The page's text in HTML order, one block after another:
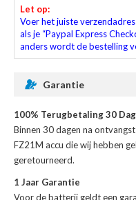
Let op:
Voer het juiste
als je “Paypal Express
anders wordt de bestelling
Garantie
100% Terugbetaling 30
Binnen 30 dagen na
FZ21M accu die wij hebben
geretourneerd.
1 Jaar Garantie
Voor debatterij geldt een